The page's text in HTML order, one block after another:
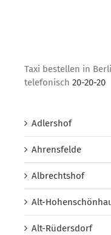
Taxi bestellen in
telefonisch 20-20-20
Adlershof
Ahrensfelde
Albrechtshof
Alt-
Alt-Rüdersdorf